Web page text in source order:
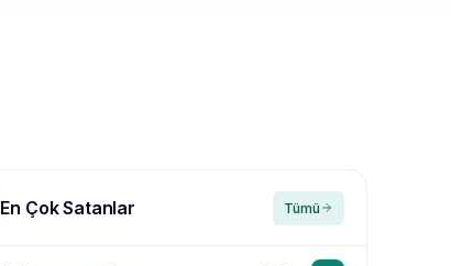
En Çok Satanlar Tümü